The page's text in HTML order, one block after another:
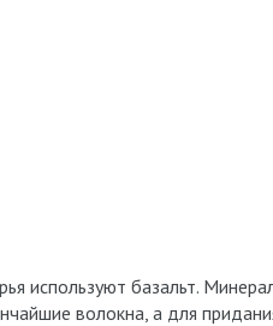
используют базальт.
волокна, а для